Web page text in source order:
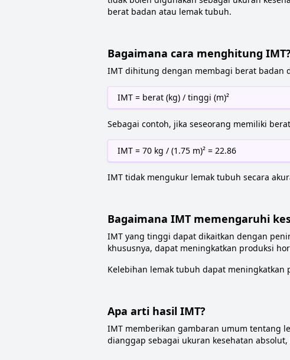
berat badan atau lemak tubuh.
Bagaimana cara menghitung IMT?
IMT dihitung dengan membagi berat badan
IMT = berat (kg) / tinggi (m)²
Sebagai contoh, jika seseorang memiliki
IMT = 70 kg / (1.75 m)² = 22.86
IMT tidak mengukur lemak tubuh secara
Bagaimana IMT memengaruhi
IMT yang tinggi dapat dikaitkan dengan
khususnya, dapat meningkatkan produksi
Kelebihan lemak tubuh dapat
Apa arti hasil IMT?
IMT memberikan gambaran umum tentang
dianggap sebagai ukuran kesehatan